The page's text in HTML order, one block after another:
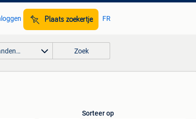
Plaats zoekertje FR
Zoek
Sorteer op